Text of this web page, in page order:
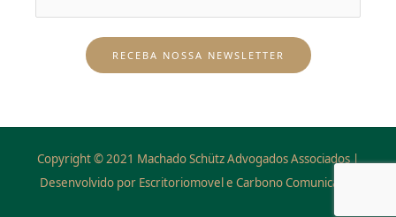
Copyright © 2021 Machado Schütz Advogados Associados |
Desenvolvido por Escritoriomovel e Carbono Comunicação